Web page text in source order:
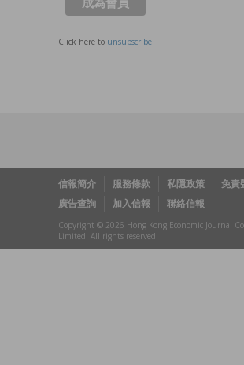
Click here to unsubscribe
信報簡介 服務條款 私隱政策
免責
廣告查詢
加入信報 聯絡信報
Copyright © 2026 Hong Kong Economic Journal
Limited. All rights reserved.